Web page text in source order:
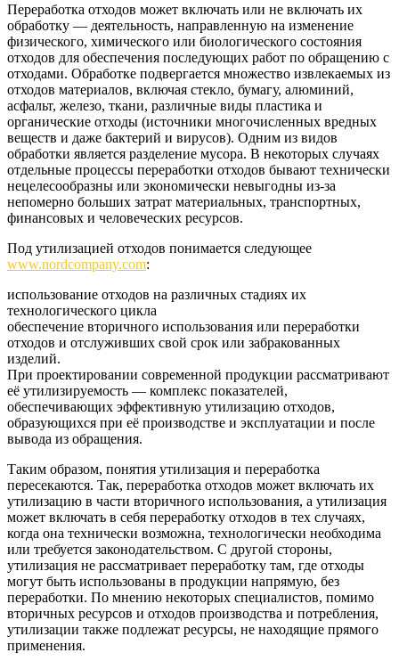
Переработка отходов может включать или не включать их
обработку — деятельность, направленную на изменение
физического, химического или биологического состояния
отходов для обеспечения последующих работ по обращению с
отходами. Обработке подвергается множество извлекаемых из
отходов материалов, включая стекло, бумагу, алюминий,
асфальт, железо, ткани, различные виды пластика и
органические отходы (источники многочисленных вредных
веществ и даже бактерий и вирусов). Одним из видов
обработки является разделение мусора. В некоторых случаях
отдельные процессы переработки отходов бывают технически
нецелесообразны или экономически невыгодны из-за
непомерно больших затрат материальных, транспортных,
финансовых и человеческих ресурсов.
Под утилизацией отходов понимается следующее
www.nordcompany.com:
использование отходов на различных стадиях их
технологического цикла
обеспечение вторичного использования или переработки
отходов и отслуживших свой срок или забракованных
изделий.
При проектировании современной продукции рассматривают
её утилизируемость — комплекс показателей,
обеспечивающих эффективную утилизацию отходов,
образующихся при её производстве и эксплуатации и после
вывода из обращения.
Таким образом, понятия утилизация и переработка
пересекаются. Так, переработка отходов может включать их
утилизацию в части вторичного использования, а утилизация
может включать в себя переработку отходов в тех случаях,
когда она технически возможна, технологически необходима
или требуется законодательством. С другой стороны,
утилизация не рассматривает переработку там, где отходы
могут быть использованы в продукции напрямую, без
переработки. По мнению некоторых специалистов, помимо
вторичных ресурсов и отходов производства и потребления,
утилизации также подлежат ресурсы, не находящие прямого
применения.